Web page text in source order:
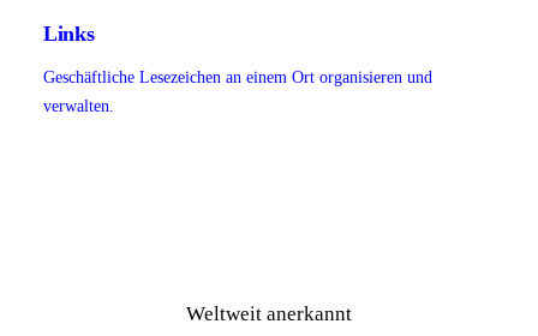
Links
Geschäftliche Lesezeichen an einem Ort organisieren und
verwalten.
Weltweit anerkannt